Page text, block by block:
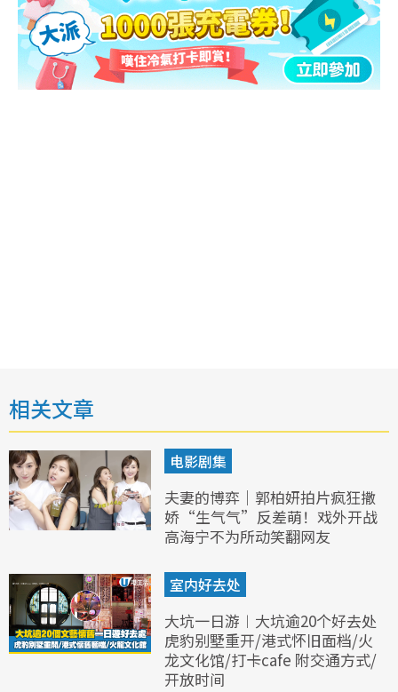
相关文章
电影剧集
夫妻的博弈｜郭柏妍拍片疯狂撒
娇“生气气”反差萌！戏外开战
高海宁不为所动笑翻网友
室内好去处
大坑一日游︱大坑逾20个好去处
虎豹别墅重开/港式怀旧面档/火
龙文化馆/打卡cafe 附交通方式/
开放时间